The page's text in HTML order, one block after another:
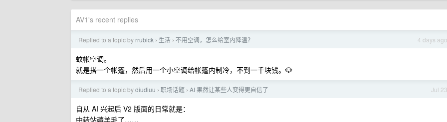
AV1's recent replies
4 days ago
Replied to a topic by rrubick › 生活 › 不用空调，怎么给室内降温？
蚊帐空调。
就是搭一个帐篷，然后用一个小空调给帐篷内制冷，不到一千块钱。🐶
Jul 23
Replied to a topic bydiudiuu › 职场话题 › AI 果然让某些人变得更自信了
自从 AI 兴起后 V2 版面的日常就是：
中转站薅羊毛了……